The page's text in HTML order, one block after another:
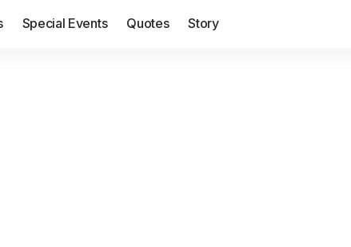
Special Events Quotes Story